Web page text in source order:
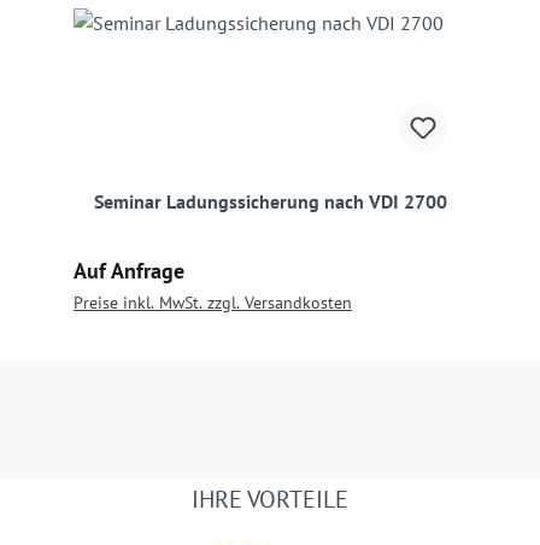
Seminar Ladungssicherung nach VDI 2700
Regulärer Preis:
Auf Anfrage
Preise inkl. MwSt. zzgl. Versandkosten
IHRE VORTEILE